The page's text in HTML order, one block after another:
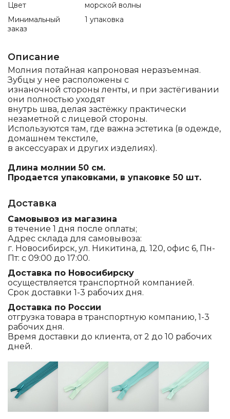
Цвет
морской волны
Минимальный
заказ
1 упаковка
Описание
Молния потайная капроновая неразъемная.
Зубцы у нее расположены с
изнаночной стороны ленты, и при застёгивании
они полностью уходят
внутрь шва, делая застёжку практически
незаметной с лицевой стороны.
Используются там, где важна эстетика (в одежде,
домашнем текстиле,
в аксессуарах и других изделиях).
Длина молнии 50 см.
Продается упаковками, в упаковке 50 шт.
Доставка
Самовывоз из магазина
в течение 1 дня после оплаты;
Адрес склада для самовывоза:
г. Новосибирск, ул. Никитина, д. 120, офис 6, Пн-
Пт: с 09:00 до 17:00.
Доставка по Новосибирску
осуществляется транспортной компанией.
Срок доставки 1-3 рабочих дня.
Доставка по России
отгрузка товара в транспортную компанию, 1-3
рабочих дня.
Время доставки до клиента, от 2 до 10 рабочих
дней.